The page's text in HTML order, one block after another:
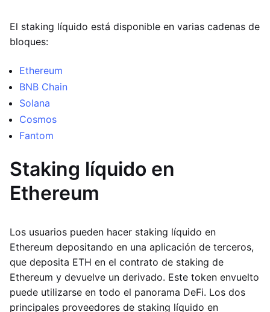
El staking líquido está disponible en varias cadenas de
bloques:
Ethereum
BNB Chain
Solana
Cosmos
Fantom
Staking líquido en
Ethereum
Los usuarios pueden hacer staking líquido en
Ethereum depositando en una aplicación de terceros,
que deposita ETH en el contrato de staking de
Ethereum y devuelve un derivado. Este token envuelto
puede utilizarse en todo el panorama DeFi. Los dos
principales proveedores de staking líquido en